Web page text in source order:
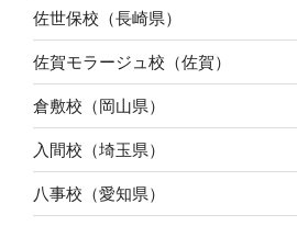
佐世保校（長崎県）
佐賀モラージュ校（佐賀）
倉敷校（岡山県）
入間校（埼玉県）
八事校（愛知県）